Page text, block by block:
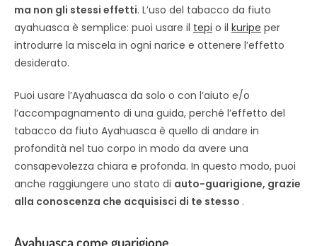
ma non gli stessi effetti. L’uso del tabacco da fiuto
ayahuasca è semplice: puoi usare il tepi o il kuripe per
introdurre la miscela in ogni narice e ottenere l’effetto
desiderato.
Puoi usare l’Ayahuasca da solo o con l’aiuto e/o
l’accompagnamento di una guida, perché l’effetto del
tabacco da fiuto Ayahuasca è quello di andare in
profondità nel tuo corpo in modo da avere una
consapevolezza chiara e profonda. In questo modo, puoi
anche raggiungere uno stato di auto-guarigione, grazie
alla conoscenza che acquisisci di te stesso .
Ayahuasca come guarigione